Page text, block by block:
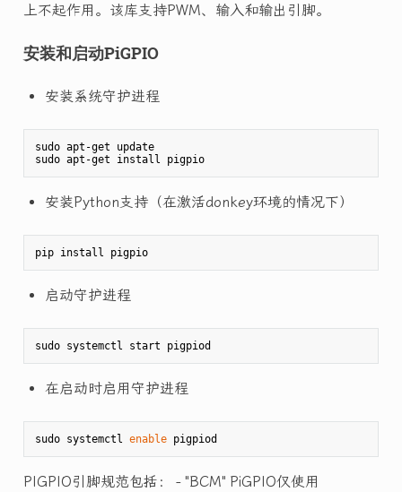
上不起作用。该库支持PWM、输入和输出引脚。
安装和启动PiGPIO
安装系统守护进程
sudo apt-get update
sudo apt-get install pigpio
安装Python支持（在激活donkey环境的情况下）
pip install pigpio
启动守护进程
在启动时启用守护进程
sudo systemctl enable
PIGPIO引脚规范包括： - "BCM" PiGPIO仅使用